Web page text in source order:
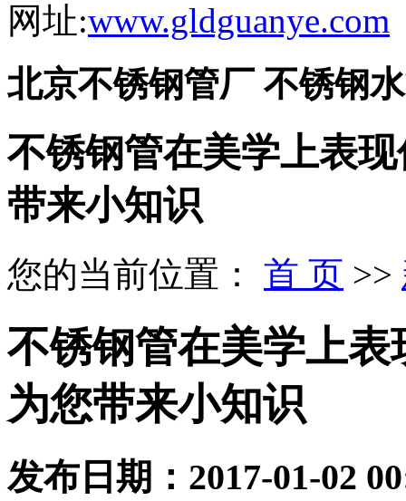
网址:www.gldguanye.com
北京不锈钢管厂 不锈钢
不锈钢管在美学上表
带来小知识
您的当前位置： 首 页 >>
不锈钢管在美学上
为您带来小知识
发布日期： 2017-01-02